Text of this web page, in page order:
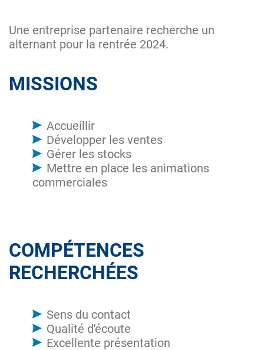
Une entreprise partenaire recherche un
alternant pour la rentrée 2024.
MISSIONS
Accueillir
Développer les ventes
Gérer les stocks
Mettre en place les animations
commerciales
COMPÉTENCES
RECHERCHÉES
Sens du contact
Qualité d'écoute
Excellente présentation